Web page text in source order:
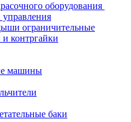
оборудования
управления
ограничительные
контргайки
машины
баки